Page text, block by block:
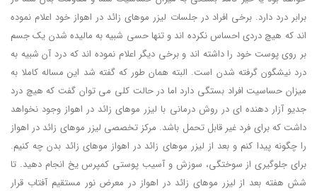
برابر درد دارد. برخی افراد در جلسات لیزر موهای زائد در اهواز خود اعلام نموده
اند که هیچ دردی احساس نکرده اند و تنها حسی شبیه به مالیده شدن یک جسم
بر روی پوست خود را داشته اند و برخی دیگر اعلام نموده اند که درد آن شبیه به
درد نیشگون گرفته شدن است. البته همان طور که گفته شد این مساله کاملا به
میزان حساسیت افراد بستگی دارد اما در حالت کلی می توان گفت که هیچ درد
جدیو آزار دهنده ای در روش درمانی با لیزر موهای زائد در اهواز وجود نخواهد
داشت که برای فرد غیر قابل تحمل باشد. مرکز تخصصی لیزر موهای زائد در اهواز
را چگونه پیدا کنم و بعد از لیزر موهای زائد در اهواز موهای زائد بدن چه کنیم.
برای جلوگیری از سوختگی، سوزش و آسیب پوستی کمپرس یخ انجام دهید. تا
شش هفته بعد از لیزر موهای زائد در اهواز در معرض نور مستقیم آفتاب قرار